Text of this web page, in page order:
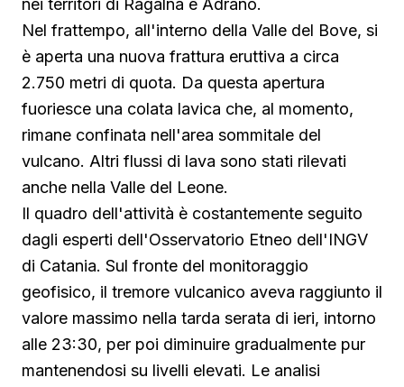
nei territori di Ragalna e Adrano.
Nel frattempo, all'interno della Valle del Bove, si
è aperta una nuova frattura eruttiva a circa
2.750 metri di quota. Da questa apertura
fuoriesce una colata lavica che, al momento,
rimane confinata nell'area sommitale del
vulcano. Altri flussi di lava sono stati rilevati
anche nella Valle del Leone.
Il quadro dell'attività è costantemente seguito
dagli esperti dell'Osservatorio Etneo dell'INGV
di Catania. Sul fronte del monitoraggio
geofisico, il tremore vulcanico aveva raggiunto il
valore massimo nella tarda serata di ieri, intorno
alle 23:30, per poi diminuire gradualmente pur
mantenendosi su livelli elevati. Le analisi